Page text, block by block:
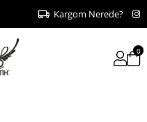
Kargom Nerede?
0